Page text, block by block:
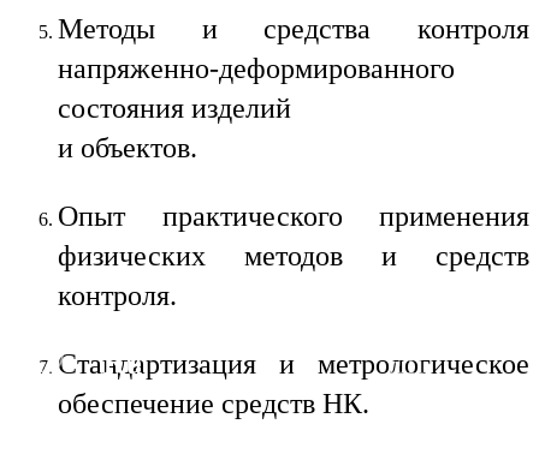
Ru En
Методы и средства контроля
напряженно-деформированного
состояния изделий
и объектов.
Опыт практического применения
физических методов и средств
контроля.
Стандартизация и метрологическое
обеспечение средств НК.